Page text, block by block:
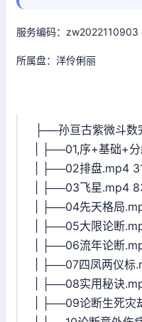
服务编码：zw2022110903
所属盘：洋伶俐丽
├──孙亘古紫微斗
| ├──01,序+基础+
| ├──02排盘.mp4
| ├──03飞星.mp4
| ├──04先天格局
| ├──05大限论断
| ├──06流年论断
| ├──07四凤两仪标
| ├──08实用秘诀
| ├──09论断生死